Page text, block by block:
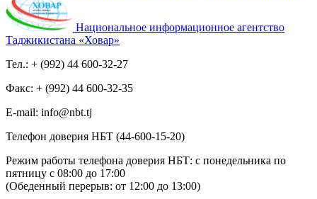
Национальное информационное агентство
Таджикистана «Ховар»
Тел.: + (992) 44 600-32-27
Факс: + (992) 44 600-32-35
Е-mail: info@nbt.tj
Телефон доверия НБТ (44-600-15-20)
Режим работы телефона доверия НБТ: с понедельника по
пятницу с 08:00 до 17:00
(Обеденный перерыв: от 12:00 до 13:00)